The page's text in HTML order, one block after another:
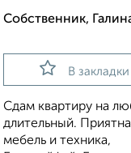
Собственник,
В закладки
Сдам квартиру на
длительный.
мебель и техника,